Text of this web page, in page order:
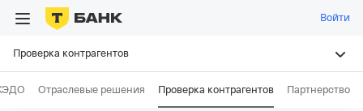
Войти
Проверка контрагентов
Отраслевые решения Проверка контрагентов Партнерство